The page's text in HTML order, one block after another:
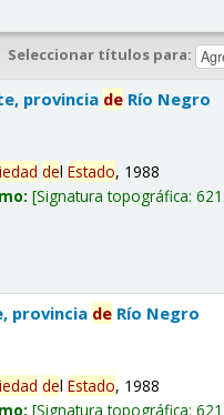
Seleccionar títulos para:
provincia de Río Negro
delEstado, 1988
Signatura topográfica:
provincia de Río Negro
delEstado, 1988
Signatura topográfica: